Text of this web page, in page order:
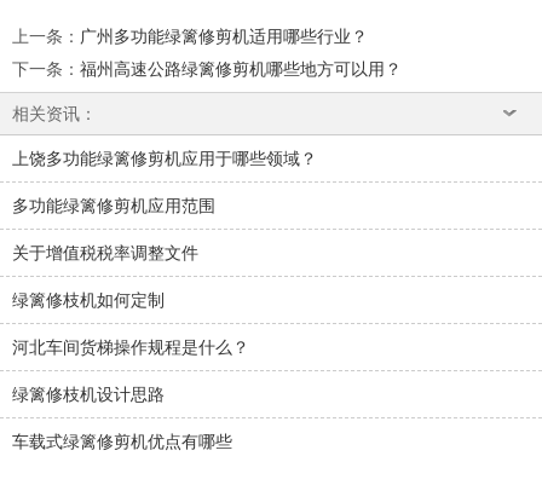
上一条 ： 广州多功能绿篱修剪机适用哪些行业？
下一条 ： 福州高速公路绿篱修剪机哪些地方可以用？
相关资讯：
上饶多功能绿篱修剪机应用于哪些领域？
多功能绿篱修剪机应用范围
关于增值税税率调整文件
绿篱修枝机如何定制
河北车间货梯操作规程是什么？
绿篱修枝机设计思路
车载式绿篱修剪机优点有哪些